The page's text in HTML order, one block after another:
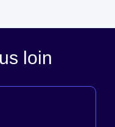
loin